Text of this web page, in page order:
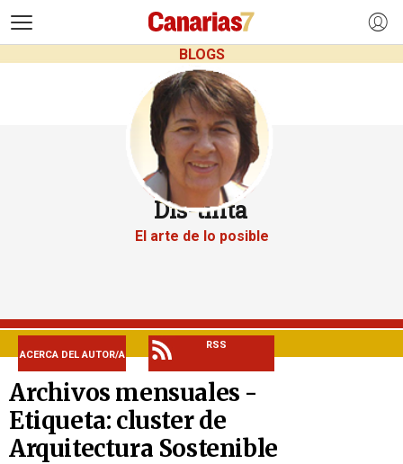
BLOGS
Dis-tinta
El arte de lo posible
ACERCA DEL AUTOR/A
RSS
Archivos mensuales -
Etiqueta: cluster de
Arquitectura Sostenible